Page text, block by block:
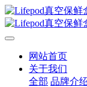
网站首页
关于我们
全部 品牌介